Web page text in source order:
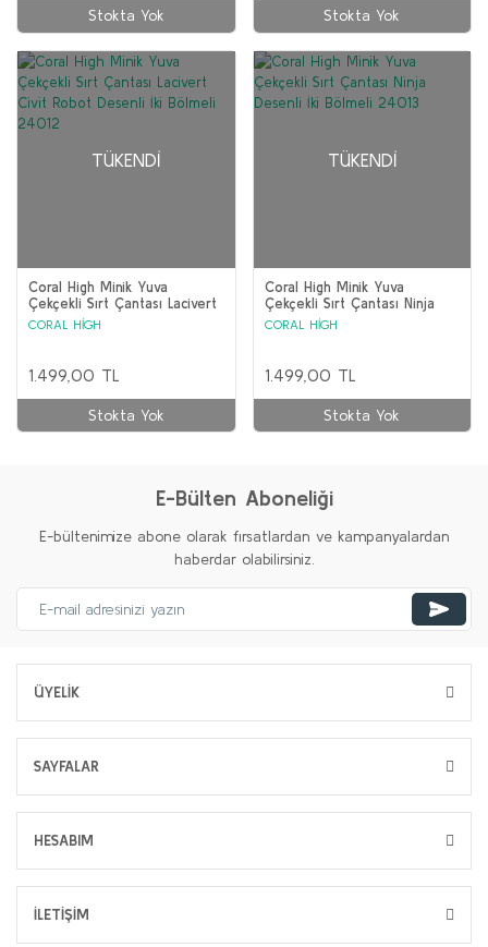
Stokta Yok Stokta Yok
TÜKENDI
Coral High Minik Yuva
Çekçekli Sırt Çantası Lacivert
Civit Robot Desenli İki
CORAL HİGH
1.499,00 TL
Stokta Yok
TÜKENDI
Coral High Minik Yuva
Çekçekli Sırt Çantası Ninja
Desenli İki Bölmeli 24013
CORAL HİGH
1.499,00 TL
Stokta Yok
E-Bülten Aboneliği
E-bültenimize abone olarak fırsatlardan ve kampanyalardan
haberdar olabilirsiniz.
ÜYELİK
SAYFALAR
HESABIM
İLETİŞİM